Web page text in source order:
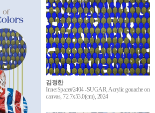
김정한
InnerSpace#2404 -SUGAR, Acrylic gouache on
canvas, 72.7x53.0(cm), 2024